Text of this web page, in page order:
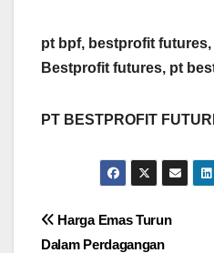
pt bpf, bestprofit
Bestprofit futures, pt
PT BESTPROFIT
Post
Harga Emas Turun
Dalam Perdagangan